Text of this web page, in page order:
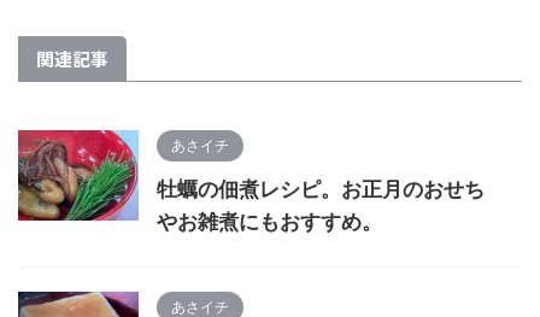
関連記事
あさイチ
牡蠣の佃煮レシピ。お正月のおせち
やお雑煮にもおすすめ。
あさイチ